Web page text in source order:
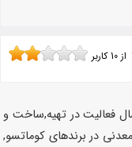
از 10کاربر
ایران هیدرولیک مرکزی با بیش از 20 سال فعالیت در تهیه,ساخت و
در برندهای کوماتسو,